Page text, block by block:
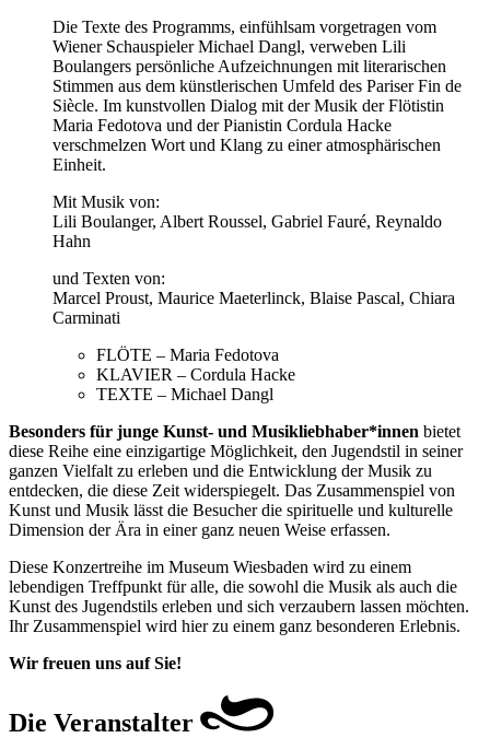
Die Texte des Programms, einfühlsam vorgetragen vom
Wiener Schauspieler Michael Dangl, verweben Lili
Boulangers persönliche Aufzeichnungen mit literarischen
Stimmen aus dem künstlerischen Umfeld des Pariser Fin de
Siècle. Im kunstvollen Dialog mit der Musik der Flötistin
Maria Fedotova und der Pianistin Cordula Hacke
verschmelzen Wort und Klang zu einer atmosphärischen
Einheit.
Mit Musik von:
Lili Boulanger, Albert Roussel, Gabriel Fauré, Reynaldo
Hahn
und Texten von:
Marcel Proust, Maurice Maeterlinck, Blaise Pascal, Chiara
Carminati
FLÖTE – Maria Fedotova
KLAVIER – Cordula Hacke
TEXTE – Michael Dangl
Besonders für junge Kunst- und Musikliebhaber*innen bietet
diese Reihe eine einzigartige Möglichkeit, den Jugendstil in seiner
ganzen Vielfalt zu erleben und die Entwicklung der Musik zu
entdecken, die diese Zeit widerspiegelt. Das Zusammenspiel von
Kunst und Musik lässt die Besucher die spirituelle und kulturelle
Dimension der Ära in einer ganz neuen Weise erfassen.
Diese Konzertreihe im Museum Wiesbaden wird zu einem
lebendigen Treffpunkt für alle, die sowohl die Musik als auch die
Kunst des Jugendstils erleben und sich verzaubern lassen möchten.
Ihr Zusammenspiel wird hier zu einem ganz besonderen Erlebnis.
Wir freuen uns auf Sie!
Die Veranstalter